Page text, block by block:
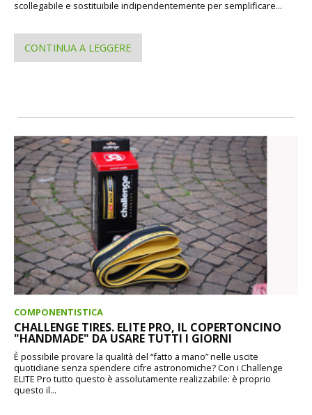
scollegabile e sostituibile indipendentemente per semplificare...
CONTINUA A LEGGERE
COMPONENTISTICA
CHALLENGE TIRES. ELITE PRO, IL COPERTONCINO
"HANDMADE" DA USARE TUTTI I GIORNI
È possibile provare la qualità del “fatto a mano” nelle uscite
quotidiane senza spendere cifre astronomiche? Con i Challenge
ELITE Pro tutto questo è assolutamente realizzabile: è proprio
questo il...